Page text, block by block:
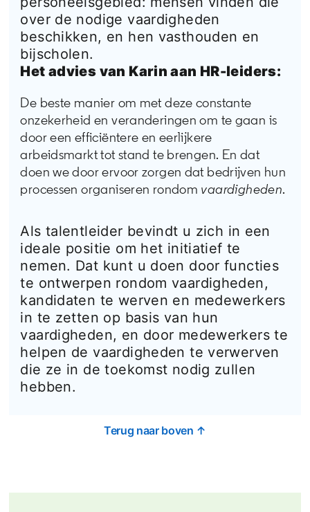
over de nodige vaardigheden
beschikken, en hen vasthouden en
bijscholen.
Het advies van Karin aan HR-leiders:
De beste manier om met deze constante
onzekerheid en veranderingen om te gaan is
door een efficiëntere en eerlijkere
arbeidsmarkt tot stand te brengen. En dat
doen we door ervoor zorgen dat bedrijven hun
processen organiseren rondom vaardigheden.
Als talentleider bevindt u zich in een
ideale positie om het initiatief te
nemen. Dat kunt u doen door functies
te ontwerpen rondom vaardigheden,
kandidaten te werven en medewerkers
in te zetten op basis van hun
vaardigheden, en door medewerkers te
helpen de vaardigheden te verwerven
die ze in de toekomst nodig zullen
hebben.
Terug naar boven ↑